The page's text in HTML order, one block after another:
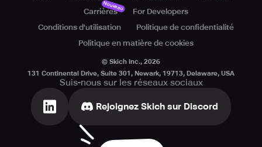
Carrières
Nouveau
For Developers
Conditions d'utilisation
Politique de confidentialité
Politique en matière de cookies
© Skich Inc., 2026
131 Continental Drive, Suite 301, Newark, 19713, Delaware, USA
Suis-nous sur les réseaux sociaux
Rejoignez Skich sur Discord